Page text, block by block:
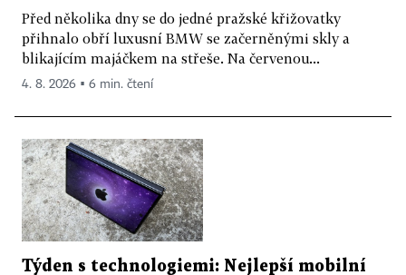
Před několika dny se do jedné pražské křižovatky
přihnalo obří luxusní BMW se začerněnými skly a
blikajícím majáčkem na střeše. Na červenou...
4. 8. 2026 ▪ 6 min. čtení
Týden s technologiemi: Nejlepší mobilní